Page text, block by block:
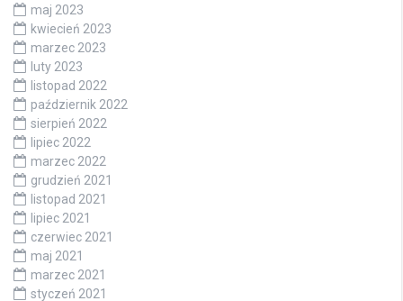
maj 2023
kwiecień 2023
marzec 2023
luty 2023
listopad 2022
październik 2022
sierpień 2022
lipiec 2022
marzec 2022
grudzień 2021
listopad 2021
lipiec 2021
czerwiec 2021
maj 2021
marzec 2021
styczeń 2021